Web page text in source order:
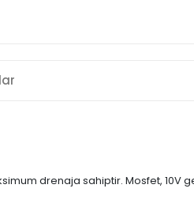
drenaja sahiptir. Mosfet, 10V